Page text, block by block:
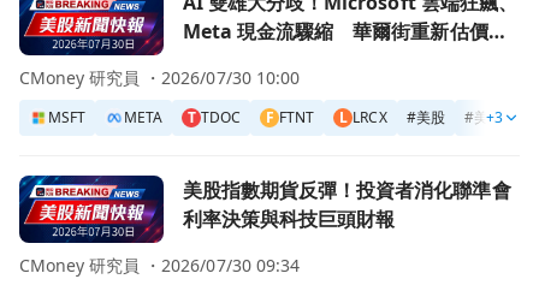
Meta 現金流驟縮 華爾街重新估價生
MSFT META T TDOC F FTNT L LRCX #美股 #美股新聞
+3
CMoney 研究員 ・ 2026/07/30 10:00
前往美股指數期貨反彈！投資者消化聯準會利率決策與科技
美股指數期貨反彈！投資者消化聯準會
利率決策與科技巨頭財報
CMoney 研究員 ・ 2026/07/30 09:34